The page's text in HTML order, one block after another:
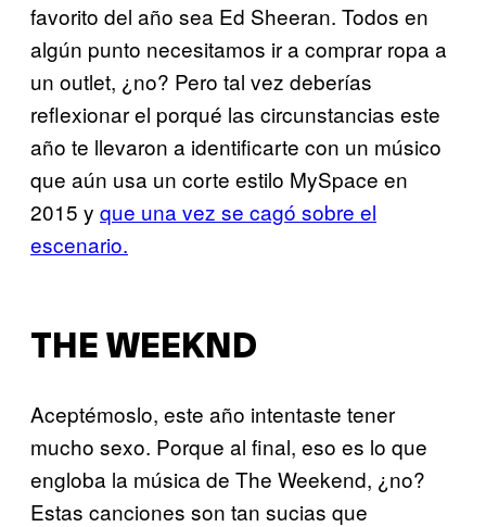
favorito del año sea Ed Sheeran. Todos en
algún punto necesitamos ir a comprar ropa a
un outlet, ¿no? Pero tal vez deberías
reflexionar el porqué las circunstancias este
año te llevaron a identificarte con un músico
que aún usa un corte estilo MySpace en
2015 y que una vez se cagó sobre el
escenario.
THE WEEKND
Aceptémoslo, este año intentaste tener
mucho sexo. Porque al final, eso es lo que
engloba la música de The Weekend, ¿no?
Estas canciones son tan sucias que